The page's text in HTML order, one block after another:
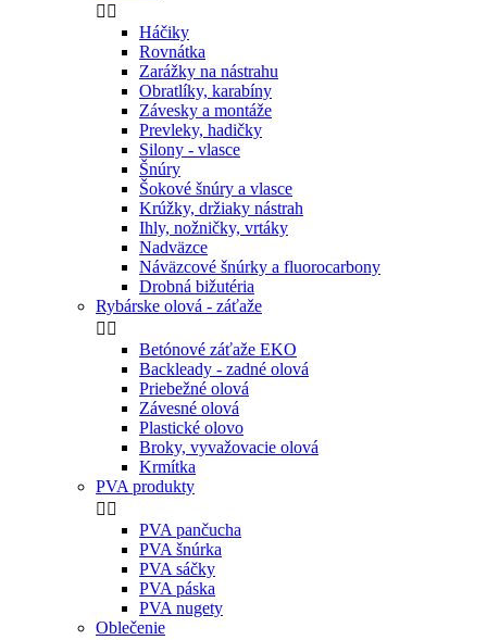
 
Háčiky
Rovnátka
Zarážky na nástrahu
Obratlíky, karabíny
Závesky a montáže
Prevleky, hadičky
Silony - vlasce
Šnúry
Šokové šnúry a vlasce
Krúžky, držiaky nástrah
Ihly, nožničky, vrtáky
Nadväzce
Náväzcové šnúrky a fluorocarbony
Drobná bižutéria
Rybárske olová - záťaže
 
Betónové záťaže EKO
Backleady - zadné olová
Priebežné olová
Závesné olová
Plastické olovo
Broky, vyvažovacie olová
Krmítka
PVA produkty
 
PVA pančucha
PVA šnúrka
PVA sáčky
PVA páska
PVA nugety
Oblečenie